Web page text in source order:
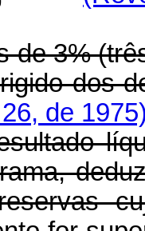
de 3%
dos
de